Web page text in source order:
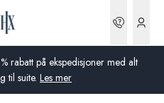
rabatt på ekspedisjoner med alt
til suite. Les mer